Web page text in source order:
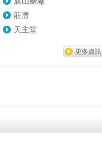
莊厝
天主堂
更多資訊